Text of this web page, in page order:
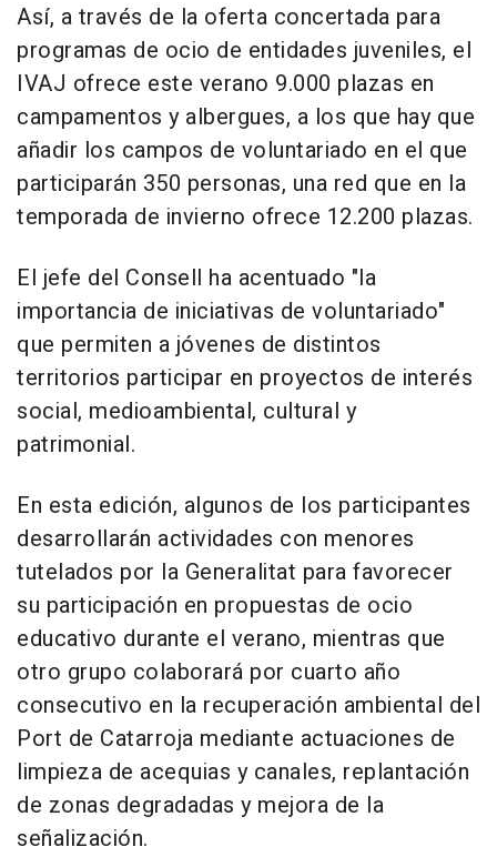
Así, a través de la oferta concertada para
programas de ocio de entidades juveniles, el
IVAJ ofrece este verano 9.000 plazas en
campamentos y albergues, a los que hay que
añadir los campos de voluntariado en el que
participarán 350 personas, una red que en la
temporada de invierno ofrece 12.200 plazas.
El jefe del Consell ha acentuado "la
importancia de iniciativas de voluntariado"
que permiten a jóvenes de distintos
territorios participar en proyectos de interés
social, medioambiental, cultural y
patrimonial.
En esta edición, algunos de los participantes
desarrollarán actividades con menores
tutelados por la Generalitat para favorecer
su participación en propuestas de ocio
educativo durante el verano, mientras que
otro grupo colaborará por cuarto año
consecutivo en la recuperación ambiental del
Port de Catarroja mediante actuaciones de
limpieza de acequias y canales, replantación
de zonas degradadas y mejora de la
señalización.